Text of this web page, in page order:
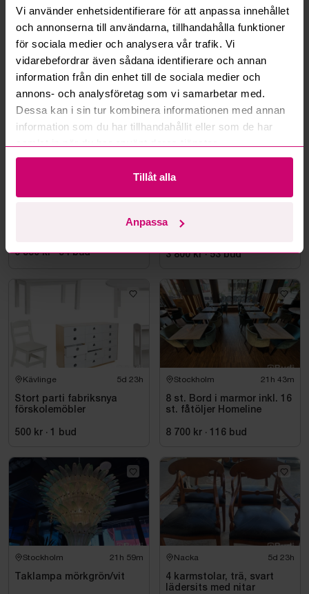
Vi använder enhetsidentifierare för att anpassa innehållet
och annonserna till användarna, tillhandahålla funktioner
för sociala medier och analysera vår trafik. Vi
vidarebefordrar även sådana identifierare och annan
information från din enhet till de sociala medier och
annons- och analysföretag som vi samarbetar med.
Dessa kan i sin tur kombinera informationen med annan
information som du har tillhandahållit eller som de har
Tillåt alla
Anpassa
Läs fler frågor och svar
Mer från samma kategori
6 550 kr ·54 bud
Runt bord i marmor inkl. 4
3 800 kr ·53 bud
Kävlinge 5d 23h
Stort parti fabriksnya
förskolemöbler
500 kr · bud
Stockholm 21h 43m
8 st. Bord i marmor inkl. 16
st. fåtöljer Homeline
8 700 kr · 116 bud
Stockholm 21h 59m
Taklampa mörkgrön/vit
Nacka 5d 23h
4 karmstolar, trä, svart
lädersits med nitar